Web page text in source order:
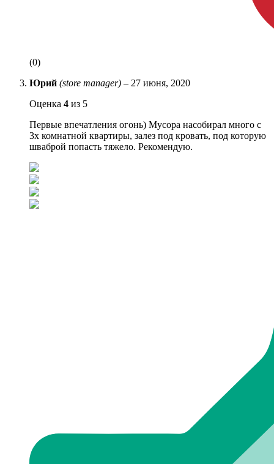
(0)
Юрий (store manager) – 27 июня, 2020
Оценка 4 из 5
Первые впечатления огонь) Мусора насобирал много с
3х комнатной квартиры, залез под кровать, под которую
шваброй попасть тяжело. Рекомендую.